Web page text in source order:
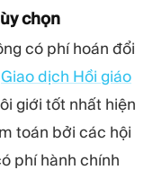
chọn
có phí hoán đổi
Giao dịch Hồi giáo
giới tốt nhất hiện
toán bởi các hội
phí hành chính